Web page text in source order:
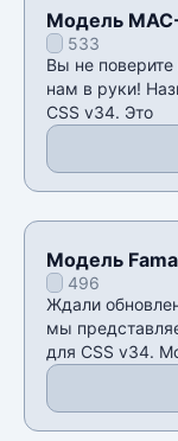
Модель
533
Вы не
нам в руки!
CSS v34. Это
Модель
496
Ждали
мы
для CSS v34.